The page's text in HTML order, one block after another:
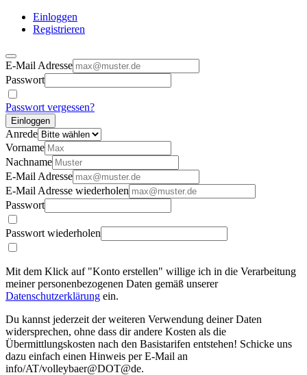
Einloggen
Registrieren
E-Mail Adresse
Passwort
Passwort vergessen?
Einloggen
Anrede
Vorname
Nachname
E-Mail Adresse
E-Mail Adresse wiederholen
Passwort
Passwort wiederholen
Mit dem Klick auf "Konto erstellen" willige ich in die Verarbeitung
meiner personenbezogenen Daten gemäß unserer
Datenschutzerklärung ein.
Du kannst jederzeit der weiteren Verwendung deiner Daten
widersprechen, ohne dass dir andere Kosten als die
Übermittlungskosten nach den Basistarifen entstehen! Schicke uns
dazu einfach einen Hinweis per E-Mail an
info/AT/volleybaer@DOT@de.